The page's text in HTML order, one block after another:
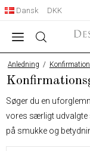
Dansk DKK
Anledning /
Søger du en
vores særligt udvalgte
på smukke og
mindeværdige